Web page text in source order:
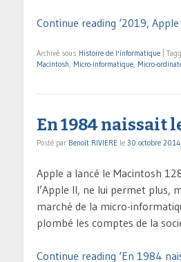
Continue reading ‘2019,
Archivé sous Histoire de l'informatique
Macintosh, Micro-informatique, Micro-
En 1984 naissait
Posté par Benoît RIVIERE le 30 octobre
Apple a lancé le Macintosh
l’Apple II, ne lui permet plus,
marché de la micro-
plombé les comptes de la
Continue reading ‘En 1984